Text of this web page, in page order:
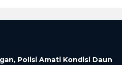
Polisi Amati Kondisi Daun